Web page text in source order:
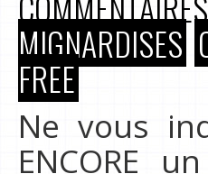
MIGNARDISES
FREE
Ne vous
ENCORE